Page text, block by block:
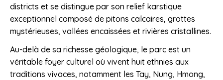
districts et se distingue par son relief karstique
exceptionnel composé de pitons calcaires, grottes
mystérieuses, vallées encaissées et rivières cristallines.
Au-delà de sa richesse géologique, le parc est un
véritable foyer culturel où vivent huit ethnies aux
traditions vivaces, notamment les Tay, Nung, Hmong,